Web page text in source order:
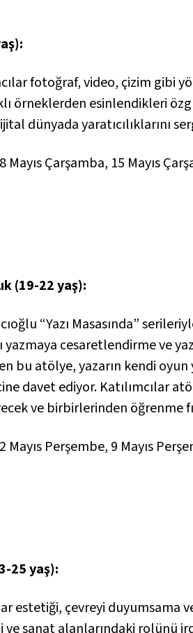
fotoğraf, video, çizim
örneklerden esinlendikleri
dünyada yaratıcılıklarını
Çarşamba, 15 Mayıs
(19-22 yaş):
“Yazı Masasında”
cesaretlendirme ve
bu atölye, yazarın kendi
davet ediyor. Katılımcılar
ve birbirlerinden öğrenme
Perşembe, 9 Mayıs
25 yaş):
estetiği, çevreyi
sanat alanlarındaki rolünü